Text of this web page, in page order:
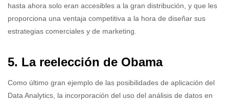
hasta ahora solo eran accesibles a la gran distribución, y que les
proporciona una ventaja competitiva a la hora de diseñar sus
estrategias comerciales y de marketing.
5. La reelección de Obama
Como último gran ejemplo de las posibilidades de aplicación del
Data Analytics, la incorporación del uso del análisis de datos en